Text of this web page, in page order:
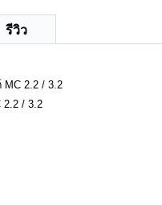
รีวิว
MC 2.2 / 3.2
2.2 / 3.2